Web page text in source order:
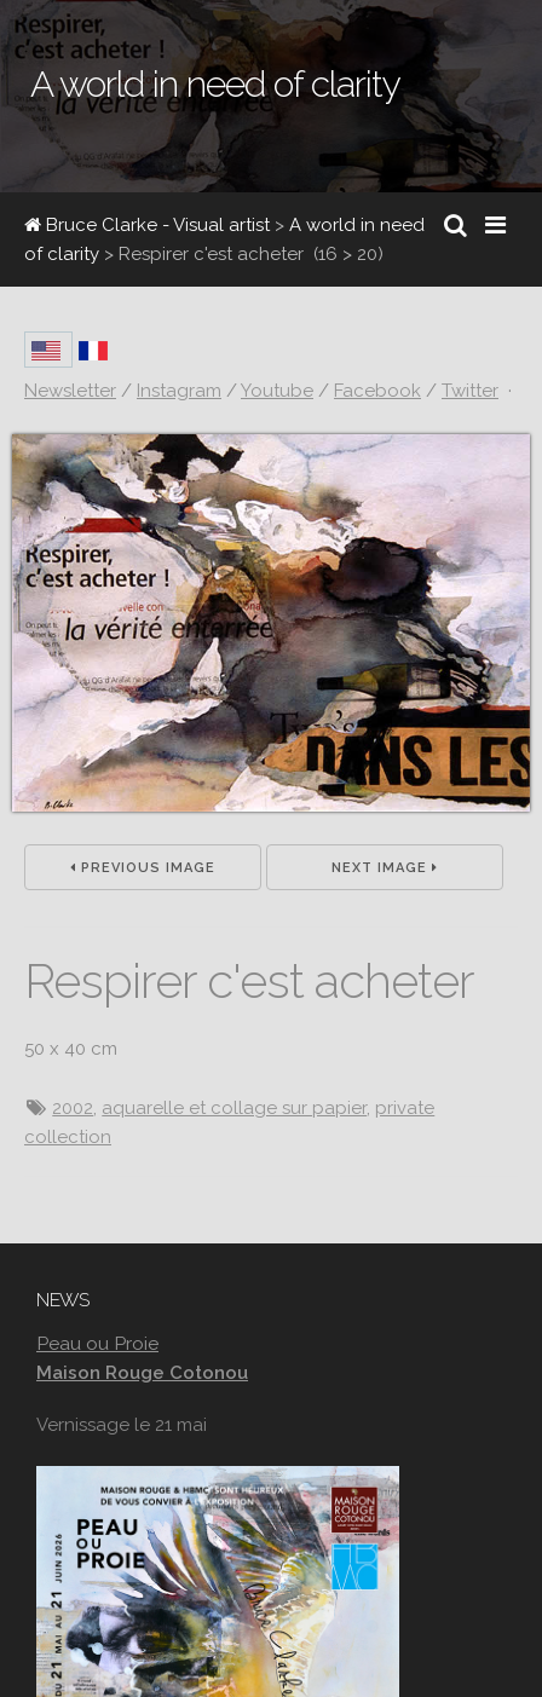
A world in need of clarity
Bruce Clarke - Visual artist> A world in need
of clarity > Respirer c'est acheter (16 > 20)
Newsletter / Instagram /Youtube / Facebook / Twitter ·
PREVIOUS IMAGE NEXT IMAGE
Respirer c'est acheter
50 x 40 cm
2002, aquarelle et collage sur papier, private
collection
NEWS
Peau ou Proie
Maison Rouge Cotonou
Vernissage le 21 mai